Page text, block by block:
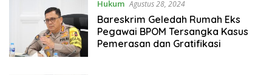
Hukum Agustus 28, 2024
Bareskrim Geledah Rumah Eks
Pegawai BPOM Tersangka Kasus
Pemerasan dan Gratifikasi